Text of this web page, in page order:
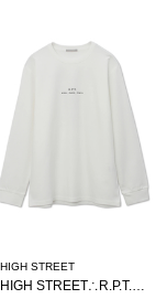
HIGH STREET